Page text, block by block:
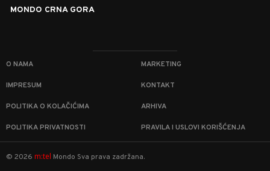
MONDO CRNA GORA
O NAMA MARKETING
IMPRESUM KONTAKT
POLITIKA O KOLAČIĆIMA ARHIVA
POLITIKA PRIVATNOSTI PRAVILA I USLOVI KORIŠĆENJA
© 2026 m:tel Mondo Sva prava zadržana.